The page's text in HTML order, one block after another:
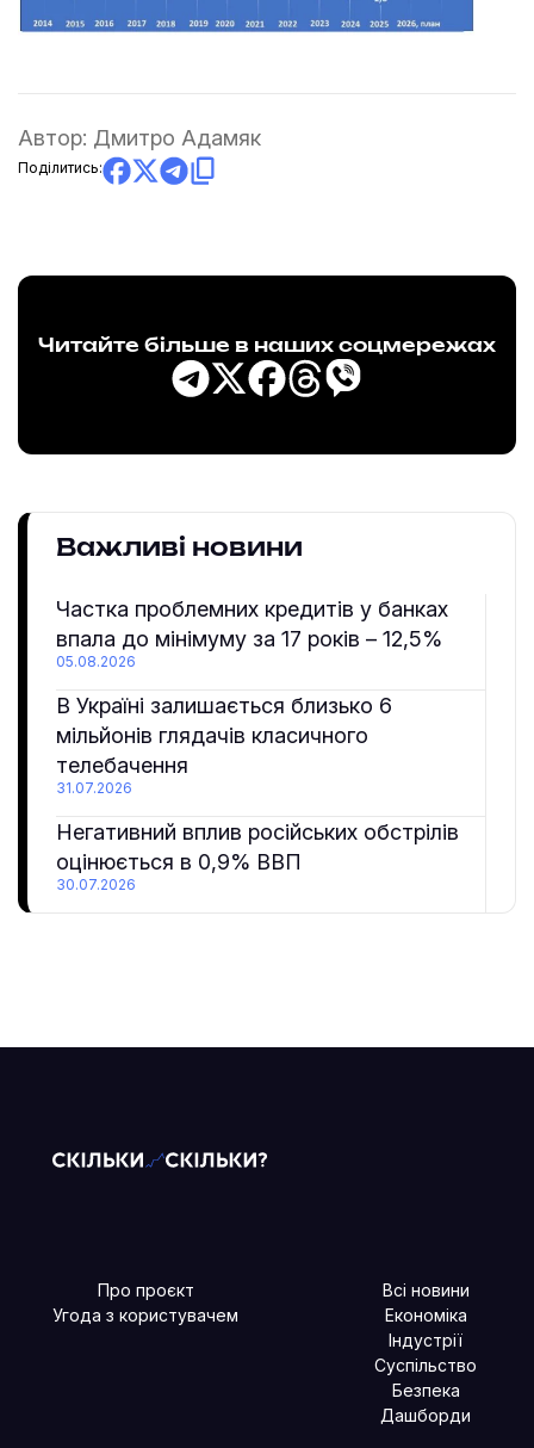
Автор: Дмитро Адамяк
Поділитись:
Читайте більше в наших соцмережах
Важливі новини
Частка проблемних кредитів у банках
впала до мінімуму за 17 років – 12,5%
05.08.2026
В Україні залишається близько 6
мільйонів глядачів класичного
телебачення
31.07.2026
Негативний вплив російських обстрілів
оцінюється в 0,9% ВВП
30.07.2026
Про проєкт
Угода з користувачем
Всі новини
Економіка
Індустрії
Суспільство
Безпека
Дашборди